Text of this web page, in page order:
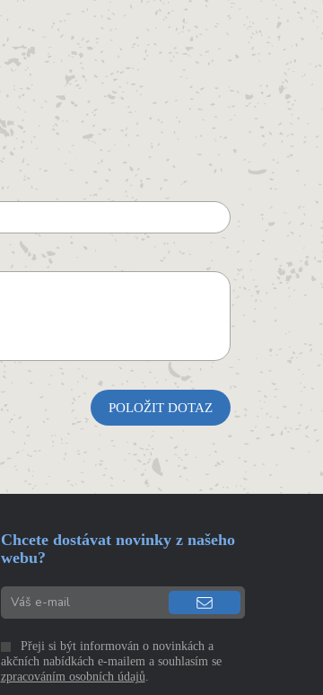
Chcete dostávat novinky z našeho
webu?
Přeji si být informován o novinkách a
akčních nabídkách e-mailem a souhlasím se
zpracováním osobních údajů.